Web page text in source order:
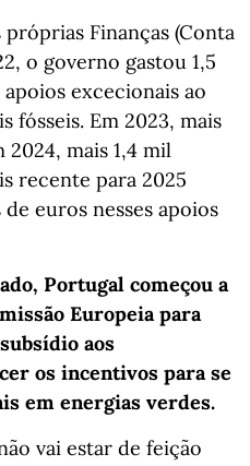
Finanças (Conta
o governo gastou 1,5
excecionais ao
fósseis. Em 2023, mais
mais 1,4 mil
recente para 2025
euros nesses apoios
Portugal começou a
Europeia para
aos
os incentivos para se
em energias verdes.
vai estar de feição